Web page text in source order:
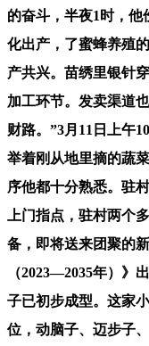
的奋斗，半夜1时，
化出产，了蜜蜂养殖
产共兴。苗绣里银针
加工环节。发卖渠道
财路。”3月11日上午
举着刚从地里摘的蔬
序他都十分熟悉。驻
上门指点，驻村两个
备，即将送来团聚的
（2023—2035年）》
子已初步成型。这家
位，动脑子、迈步子